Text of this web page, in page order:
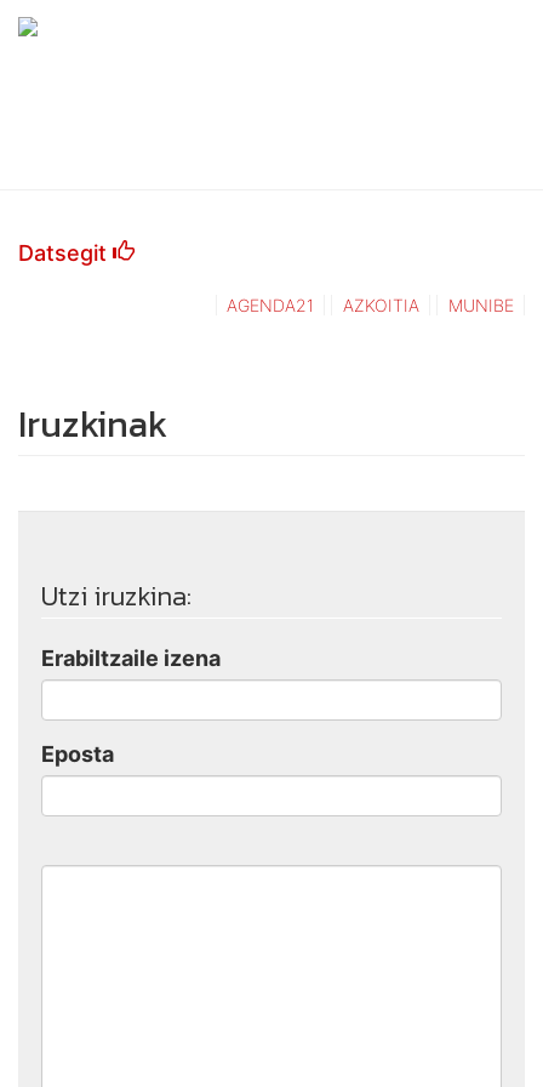
Datsegit
AGENDA21 AZKOITIA MUNIBE
Iruzkinak
Utzi iruzkina:
Erabiltzaile izena
Eposta